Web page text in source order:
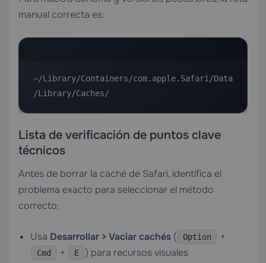
manual correcta es:
~/Library/Containers/com.apple.Safari/Data
/Library/Caches/
Lista de verificación de puntos clave
técnicos
Antes de borrar la caché de Safari, identifica el
problema exacto para seleccionar el método
correcto:
Usa Desarrollar > Vaciar cachés ( Option +
Cmd + E
) para recursos visuales